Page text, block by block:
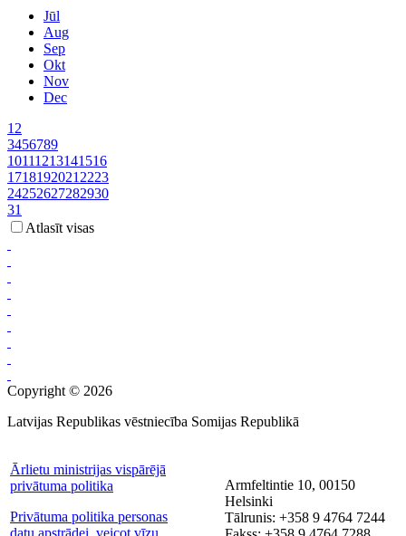
Jūl
Aug
Sep
Okt
Nov
Dec
1 2
3456789
10111213141516
1718192021 2223
24252627282930
31
Atlasīt visas
Copyright © 2026
Latvijas Republikas vēstniecība Somijas Republikā
Ārlietu ministrijas vispārējā
privātuma politika
Privātuma politika personas
datu apstrādei, veicot vīzu
Armfeltintie 10, 00150
Helsinki
Tālrunis: +358 9 4764 7244